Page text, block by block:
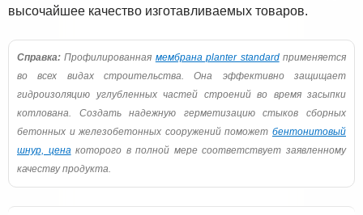
высочайшее качество изготавливаемых товаров.
Справка: Профилированная мембрана planter standardприменяется
во всех видах строительства. Она эффективно защищает
гидроизоляцию углубленных частей строений во время засыпки
котлована. Создать надежную герметизацию стыков сборных
бетонных и железобетонных сооружений поможет бентонитовый
шнур, цена которого в полной мере соответствует заявленному
качеству продукта.